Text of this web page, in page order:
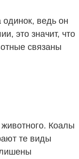
ведь он
это значит, что
связаны
Коалы
те виды